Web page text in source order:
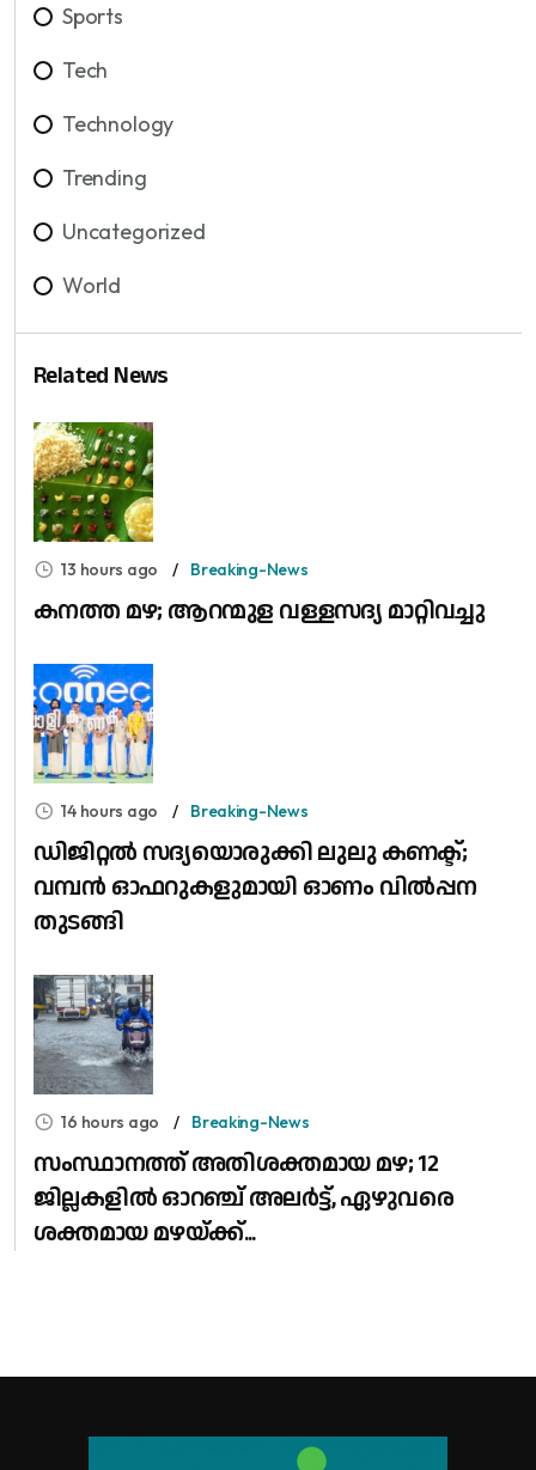
Sports
Tech
Technology
Trending
Uncategorized
World
Related News
13 hours ago Breaking-News
കനത്ത മഴ; ആറന്മുള വള്ളസദ്യ മാറ്റിവച്ചു
14 hours ago Breaking-News
ഡിജിറ്റൽ സദ്യയൊരുക്കി ലുലു കണക്ട്;
വമ്പൻ ഓഫറുകളുമായി ഓണം വിൽപ്പന
തുടങ്ങി
16 hours ago Breaking-News
സംസ്ഥാനത്ത് അതിശക്തമായ മഴ; 12
ജില്ലകളിൽ ഓറഞ്ച് അലർട്ട്, ഏഴുവരെ
ശക്തമായ മഴയ്ക്ക്...